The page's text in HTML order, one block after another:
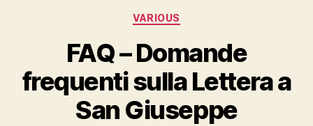
Categorie
VARIOUS
FAQ – Domande
frequenti sulla Lettera a
San Giuseppe